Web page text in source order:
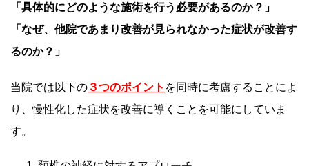
「具体的にどのような施術を行う必要があるのか？」
「なぜ、他院であまり改善が見られなかった症状が改善す
るのか？」
当院では以下の ３つのポイント を同時に考慮することによ
り、慢性化した症状を改善に導くことを可能にしていま
す。